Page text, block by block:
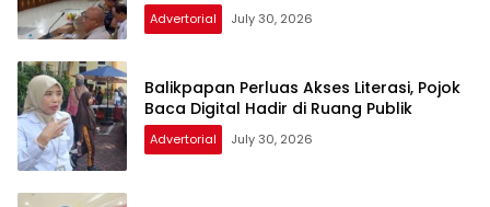
Advertorial July 30, 2026
Balikpapan Perluas Akses Literasi, Pojok
Baca Digital Hadir di Ruang Publik
Advertorial July 30, 2026